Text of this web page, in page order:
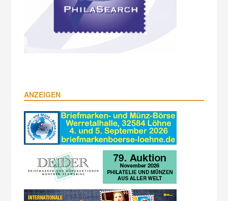
ANZEIGEN